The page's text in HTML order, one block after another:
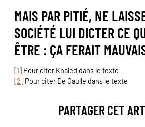
MAIS PAR PITIÉ, NE
SOCIÉTÉ LUI DICTER CE
ÊTRE : ÇA FERAIT
[1] Pour citer Khaled dans le texte
[2] Pour citer De Gaulle dans le texte
PARTAGER CET